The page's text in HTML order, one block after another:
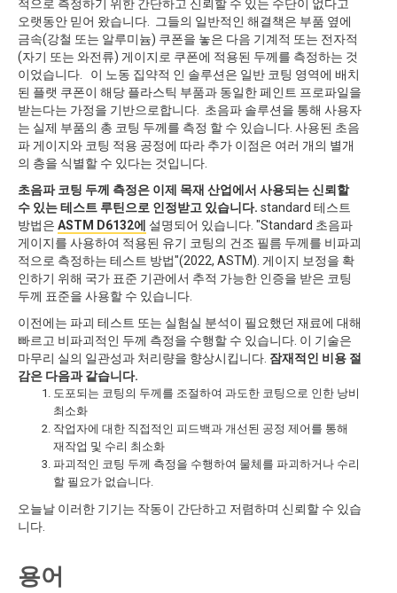
적으로 측정하기 위한 간단하고 신뢰할 수 있는 수단이 없다고
오랫동안 믿어 왔습니다. 그들의 일반적인 해결책은 부품 옆에
금속(강철 또는 알루미늄) 쿠폰을 놓은 다음 기계적 또는 전자적
(자기 또는 와전류) 게이지로 쿠폰에 적용된 두께를 측정하는 것
이었습니다. 이 노동 집약적 인 솔루션은 일반 코팅 영역에 배치
된 플랫 쿠폰이 해당 플라스틱 부품과 동일한 페인트 프로파일을
받는다는 가정을 기반으로합니다. 초음파 솔루션을 통해 사용자
는 실제 부품의 총 코팅 두께를 측정 할 수 있습니다. 사용된 초음
파 게이지와 코팅 적용 공정에 따라 추가 이점은 여러 개의 별개
의 층을 식별할 수 있다는 것입니다.
초음파 코팅 두께 측정은 이제 목재 산업에서 사용되는 신뢰할
수 있는 테스트 루틴으로 인정받고 있습니다. standard 테스트
방법은 ASTM D6132에 설명되어 있습니다. "Standard 초음파
게이지를 사용하여 적용된 유기 코팅의 건조 필름 두께를 비파괴
적으로 측정하는 테스트 방법"(2022, ASTM). 게이지 보정을 확
인하기 위해 국가 표준 기관에서 추적 가능한 인증을 받은 코팅
두께 표준을 사용할 수 있습니다.
이전에는 파괴 테스트 또는 실험실 분석이 필요했던 재료에 대해
빠르고 비파괴적인 두께 측정을 수행할 수 있습니다. 이 기술은
마무리 실의 일관성과 처리량을 향상시킵니다. 잠재적인 비용 절
감은 다음과 같습니다.
도포되는 코팅의 두께를 조절하여 과도한 코팅으로 인한 낭비
최소화
작업자에 대한 직접적인 피드백과 개선된 공정 제어를 통해
재작업 및 수리 최소화
파괴적인 코팅 두께 측정을 수행하여 물체를 파괴하거나 수리
할 필요가 없습니다.
오늘날 이러한 기기는 작동이 간단하고 저렴하며 신뢰할 수 있습
니다.
용어